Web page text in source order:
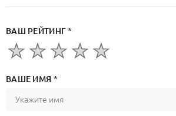
ВАШ РЕЙТИНГ *
ВАШЕ ИМЯ *